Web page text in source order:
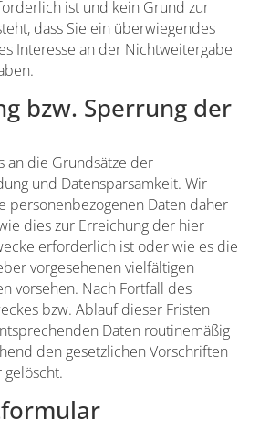
ist und kein Grund zur
dass Sie ein überwiegendes
Interesse an der Nichtweitergabe
bzw. Sperrung der
an die Grundsätze der
und Datensparsamkeit. Wir
personenbezogenen Daten daher
dies zur Erreichung der hier
erforderlich ist oder wie es die
vorgesehenen vielfältigen
vorsehen. Nach Fortfall des
bzw. Ablauf dieser Fristen
Daten routinemäßig
den gesetzlichen Vorschriften